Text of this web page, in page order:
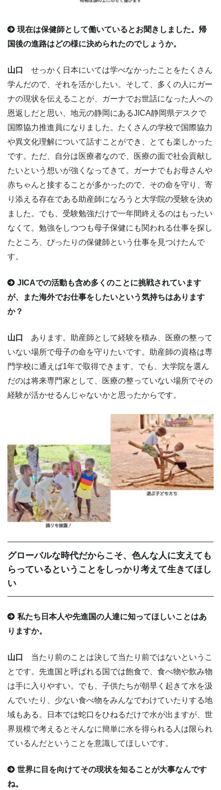
現在は保健師として働いているとお聞きしました。帰
国後の進路はどの様に決められたのでしょうか。
山口 せっかく日本にいては学べなかったことをたくさん
学んだので、それを活かしたい。そして、多くの人にガー
ナの現状を伝えることが、ガーナでお世話になった人への
恩返しだと思い、地元の静岡にあるJICA静岡県デスクで
国際協力推進員になりました。たくさんの学校で国際協力
や異文化理解について話すことができ、とても楽しかった
です。ただ、自分は医療者なので、医療の面で社会貢献し
たいという想いが強くなってきて。ガーナでもお母さんや
赤ちゃんと接することが多かったので、その命を守り、寄
り添える存在である助産師になろうと大学院の受験を決め
ました。でも、受験勉強だけで一年間終えるのはもったい
なくて。勉強をしつつも母子保健にも関われる仕事を探し
たところ、ぴったりの保健師という仕事を見つけたんで
す。
JICAでの活動も含め多くのことに挑戦されています
が、また海外でお仕事をしたいという気持ちはあります
か？
山口 あります。助産師として経験を積み、医療の整って
いない場所で母子の命を守りたいです。助産師の資格は専
門学校に通えば1年で取得できます。でも、大学院を選ん
だのは将来専門家として、医療の整っていない場所でその
経験が活かせるんじゃないかと思ったからです。
グローバルな時代だからこそ、色んな人に支えても
らっているということをしっかり考えて生きてほし
い
私たち日本人や先進国の人達に知ってほしいことはあ
りますか。
山口 当たり前のことは決して当たり前ではないというこ
とです。先進国と呼ばれる国では飽食で、食べ物や飲み物
は手に入りやすい。でも、子供たちが朝早く起きて水を汲
んでいたり、少ない食べ物をみんなでわけていたりする地
域もある。日本では蛇口をひねるだけで水が出ますが、世
界規模で考えるとそんなに簡単に水を得られる人は限られ
ているんだということを意識してほしいです。
世界に目を向けてその現状を知ることが大事なんです
ね。